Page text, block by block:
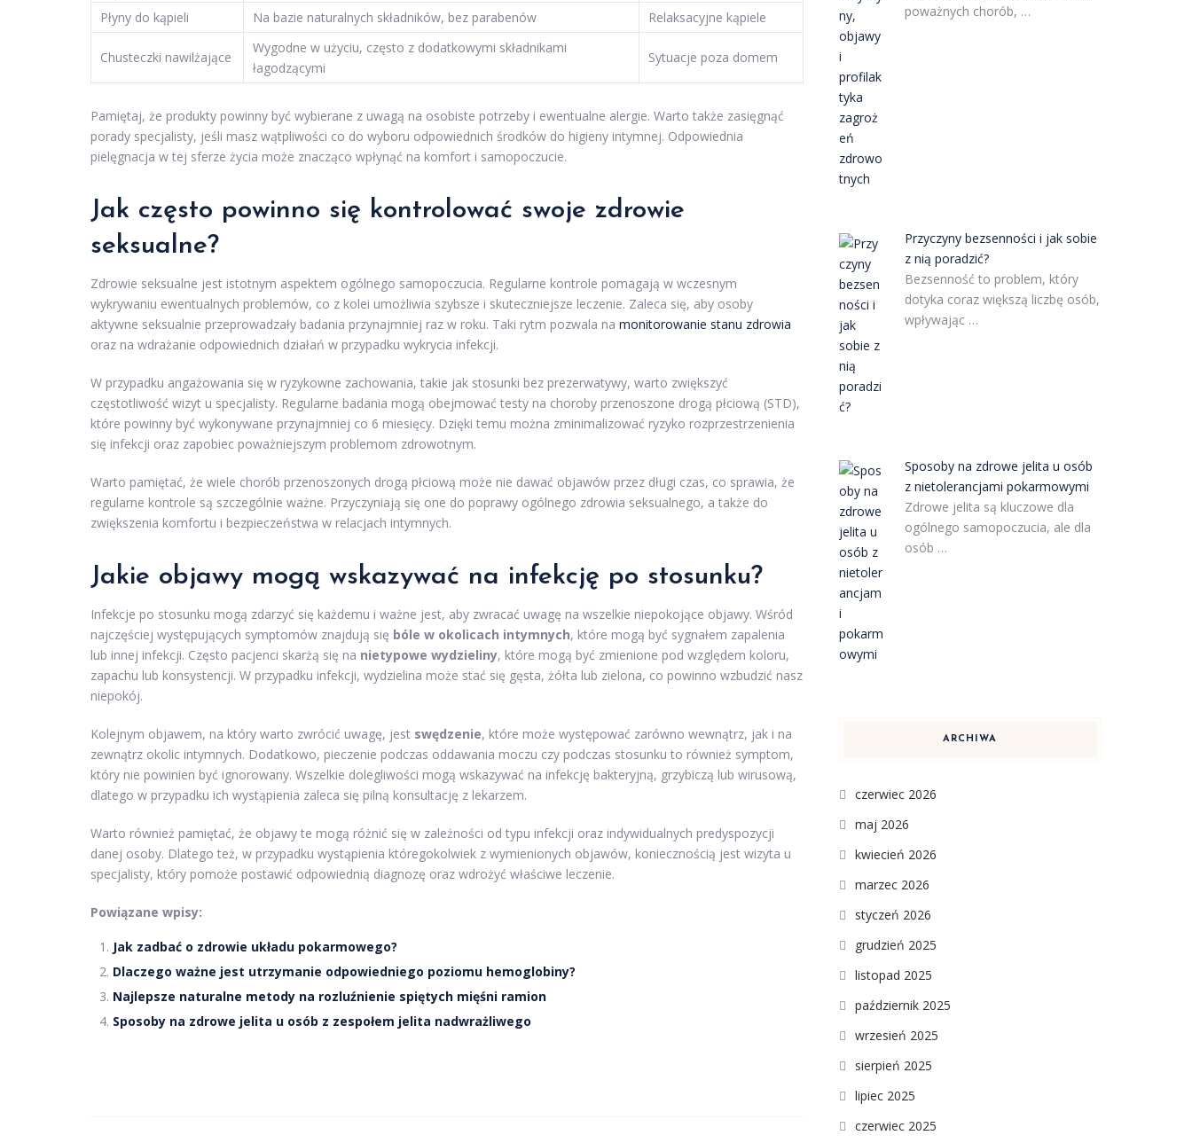
Płyny do kąpieli Na bazie naturalnych składników, bez parabenów Relaksacyjne kąpiele
Chusteczki nawilżające
Wygodne w użyciu, często z dodatkowymi składnikami
łagodzącymi
Sytuacje poza domem
Pamiętaj, że produkty powinny być wybierane z uwagą na osobiste potrzeby i ewentualne alergie. Warto także zasięgnąć
porady specjalisty, jeśli masz wątpliwości co do wyboru odpowiednich środków do higieny intymnej. Odpowiednia
pielęgnacja w tej sferze życia może znacząco wpłynąć na komfort i samopoczucie.
Jak często powinno się kontrolować swoje zdrowie
seksualne?
Zdrowie seksualne jest istotnym aspektem ogólnego samopoczucia. Regularne kontrole pomagają w wczesnym
wykrywaniu ewentualnych problemów, co z kolei umożliwia szybsze i skuteczniejsze leczenie. Zaleca się, aby osoby
aktywne seksualnie przeprowadzały badania przynajmniej raz w roku. Taki rytm pozwala na monitorowanie stanu zdrowia
oraz na wdrażanie odpowiednich działań w przypadku wykrycia infekcji.
W przypadku angażowania się w ryzykowne zachowania, takie jak stosunki bez prezerwatywy, warto zwiększyć
częstotliwość wizyt u specjalisty. Regularne badania mogą obejmować testy na choroby przenoszone drogą płciową (STD),
które powinny być wykonywane przynajmniej co 6 miesięcy. Dzięki temu można zminimalizować ryzyko rozprzestrzenienia
się infekcji oraz zapobiec poważniejszym problemom zdrowotnym.
Warto pamiętać, że wiele chorób przenoszonych drogą płciową może nie dawać objawów przez długi czas, co sprawia, że
regularne kontrole są szczególnie ważne. Przyczyniają się one do poprawy ogólnego zdrowia seksualnego, a także do
zwiększenia komfortu i bezpieczeństwa w relacjach intymnych.
Jakie objawy mogą wskazywać na infekcję po stosunku?
Infekcje po stosunku mogą zdarzyć się każdemu i ważne jest, aby zwracać uwagę na wszelkie niepokojące objawy. Wśród
najczęściej występujących symptomów znajdują się bóle w okolicach intymnych, które mogą być sygnałem zapalenia
lub innej infekcji. Często pacjenci skarżą się na nietypowe wydzieliny, które mogą być zmienione pod względem koloru,
zapachu lub konsystencji. W przypadku infekcji, wydzielina może stać się gęsta, żółta lub zielona, co powinno wzbudzić nasz
niepokój.
Kolejnym objawem, na który warto zwrócić uwagę, jest swędzenie, które może występować zarówno wewnątrz, jak i na
zewnątrz okolic intymnych. Dodatkowo, pieczenie podczas oddawania moczu czy podczas stosunku to również symptom,
który nie powinien być ignorowany. Wszelkie dolegliwości mogą wskazywać na infekcję bakteryjną, grzybiczą lub wirusową,
dlatego w przypadku ich wystąpienia zaleca się pilną konsultację z lekarzem.
Warto również pamiętać, że objawy te mogą różnić się w zależności od typu infekcji oraz indywidualnych predyspozycji
danej osoby. Dlatego też, w przypadku wystąpienia któregokolwiek z wymienionych objawów, koniecznością jest wizyta u
specjalisty, który pomoże postawić odpowiednią diagnozę oraz wdrożyć właściwe leczenie.
Powiązane wpisy:
Jak zadbać o zdrowie układu pokarmowego?
Dlaczego ważne jest utrzymanie odpowiedniego poziomu hemoglobiny?
Najlepsze naturalne metody na rozluźnienie spiętych mięśni ramion
Sposoby na zdrowe jelita u osób z zespołem jelita nadwrażliwego
poważnych chorób, …
Przyczyny bezsenności i jak sobie
z nią poradzić?
Bezsenność to problem, który
dotyka coraz większą liczbę osób,
wpływając …
Sposoby na zdrowe jelita u osób
z nietolerancjami pokarmowymi
Zdrowe jelita są kluczowe dla
ogólnego samopoczucia, ale dla
osób …
ARCHIWA
czerwiec 2026
maj 2026
kwiecień 2026
marzec 2026
styczeń 2026
grudzień 2025
listopad 2025
październik 2025
wrzesień 2025
sierpień 2025
lipiec 2025
czerwiec 2025